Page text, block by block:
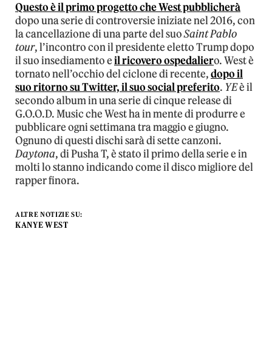
Questo è il primo progetto che West pubblicherà
dopo una serie di controversie iniziate nel 2016, con
la cancellazione di una parte del suoSaint Pablo
tour, l’incontro con il presidente eletto Trump dopo
il suo insediamento eil ricovero ospedaliero. West è
tornato nell’occhio del ciclone di recente,dopo il
suo ritorno su Twitter, il suo social preferito. YEè il
secondo album in una serie di cinque release di
G.O.O.D. Music che West ha in mente di produrre e
pubblicare ogni settimana tra maggio e giugno.
Ognuno di questi dischi sarà di sette canzoni.
Daytona, di Pusha T, è stato il primo della serie e in
molti lo stanno indicando come il disco migliore del
rapper finora.
ALTRE NOTIZIE SU:
KANYE WEST